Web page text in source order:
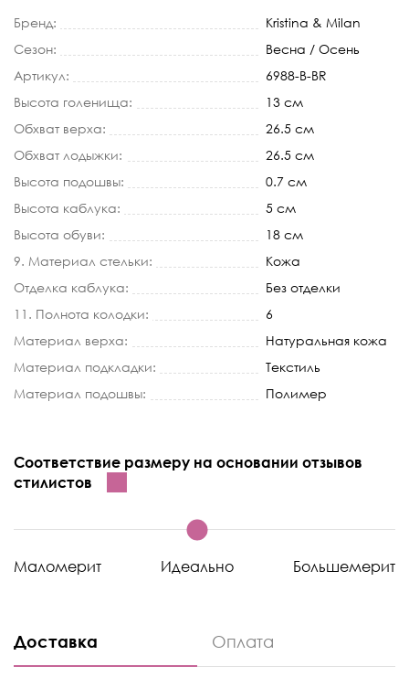
Бренд:
Kristina & Milan
Сезон:
Весна / Осень
Артикул:
6988-B-BR
Высота голенища:
13 см
Обхват верха:
26.5 см
Обхват лодыжки:
26.5 см
Высота подошвы:
0.7 см
Высота каблука:
5 см
Высота обуви:
18 см
9. Материал стельки:
Кожа
Отделка каблука:
Без отделки
11. Полнота колодки:
6
Материал верха:
Натуральная кожа
Материал подкладки:
Текстиль
Материал подошвы:
Полимер
Соответствие размеру на основании отзывов
стилистов
Маломерит Идеально Большемерит
Доставка Оплата